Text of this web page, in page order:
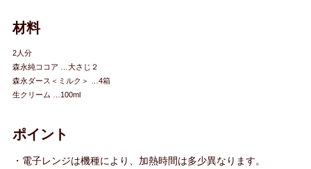
材料
2人分
森永純ココア …大さじ２
森永ダース＜ミルク＞ …4箱
生クリーム …100ml
ポイント
・電子レンジは機種により、加熱時間は多少異なります。